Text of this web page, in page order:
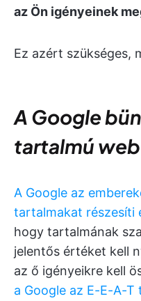
az Ön igényeinek
Ez azért szükséges,
A Google
tartalmú
A Google az
tartalmakat részesíti
hogy tartalmának
jelentős értéket kell
az ő igényeikre kell
a Google az E-E-A-